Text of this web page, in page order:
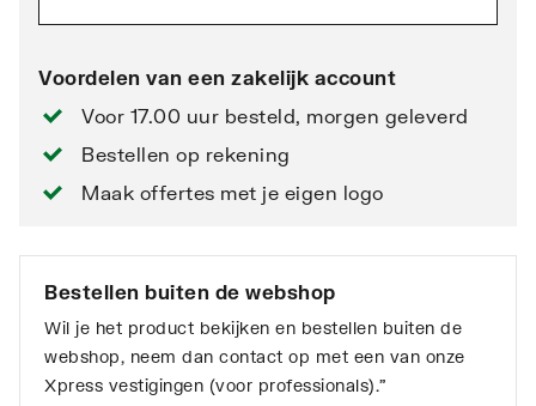
Voordelen van een zakelijk account
Voor 17.00 uur besteld, morgen geleverd
Bestellen op rekening
Maak offertes met je eigen logo
Bestellen buiten de webshop
Wil je het product bekijken en bestellen buiten de
webshop, neem dan contact op met een van onze
Xpress vestigingen (voor professionals).”